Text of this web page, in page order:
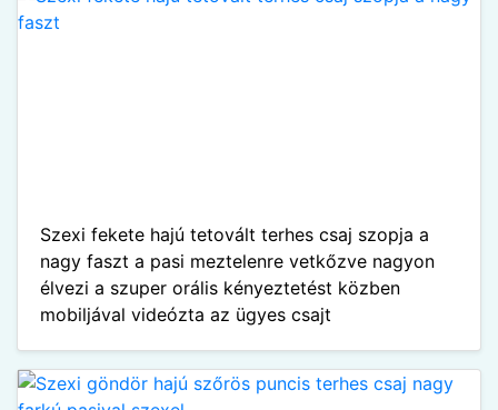
Szexi fekete hajú tetovált terhes csaj szopja a
nagy faszt a pasi meztelenre vetkőzve nagyon
élvezi a szuper orális kényeztetést közben
mobiljával videózta az ügyes csajt